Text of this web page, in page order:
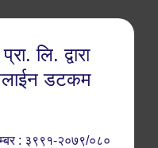
लि. द्वारा
डटकम
: ३९९१-२०७९/०८०